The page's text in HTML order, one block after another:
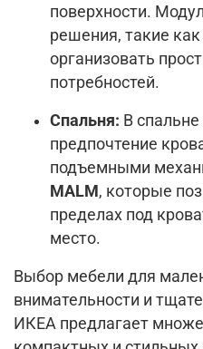
поверхности.
решения, такие как
организовать
потребностей.
Спальня: В
предпочтение
подъемными
MALM , которые
пределах под
место.
Выбор мебели для
внимательности и
ИКЕА предлагает